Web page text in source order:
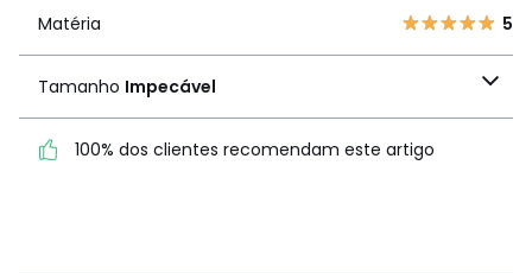
1 5
100% dos clientes
Matéria 5
Tamanho Impecável
100% dos clientes recomendam este artigo